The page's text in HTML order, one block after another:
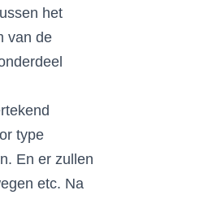
het
van de
type
En er zullen
etc. Na